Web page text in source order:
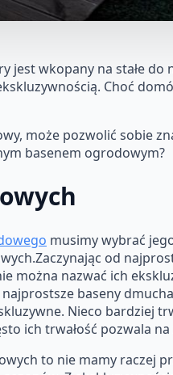
jest wkopany na stałe
Choć
może pozwolić sobie
basenem ogrodowym?
musimy wybrać
od
można nazwać ich
baseny
Nieco bardziej
ich trwałość pozwala
to nie mamy raczej